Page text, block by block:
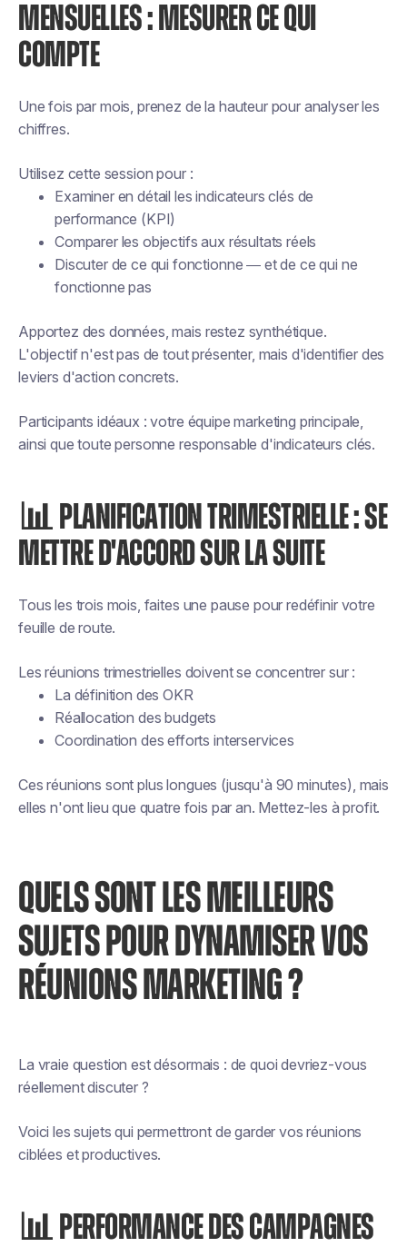
MENSUELLES : MESURER CE QUI
COMPTE
Une fois par mois, prenez de la hauteur pour analyser les
chiffres.
Utilisez cette session pour :
Examiner en détail les indicateurs clés de
performance (KPI)
Comparer les objectifs aux résultats réels
Discuter de ce qui fonctionne — et de ce qui ne
fonctionne pas
Apportez des données, mais restez synthétique.
L'objectif n'est pas de tout présenter, mais d'identifier des
leviers d'action concrets.
Participants idéaux : votre équipe marketing principale,
ainsi que toute personne responsable d'indicateurs clés.
📊 PLANIFICATION TRIMESTRIELLE : SE
METTRE D'ACCORD SUR LA SUITE
Tous les trois mois, faites une pause pour redéfinir votre
feuille de route.
Les réunions trimestrielles doivent se concentrer sur :
La définition des OKR
Réallocation des budgets
Coordination des efforts interservices
Ces réunions sont plus longues (jusqu'à 90 minutes), mais
elles n'ont lieu que quatre fois par an. Mettez-les à profit.
QUELS SONT LES MEILLEURS
SUJETS POUR DYNAMISER VOS
RÉUNIONS MARKETING ?
La vraie question est désormais : de quoi devriez-vous
réellement discuter ?
Voici les sujets qui permettront de garder vos réunions
ciblées et productives.
📊 PERFORMANCE DES CAMPAGNES